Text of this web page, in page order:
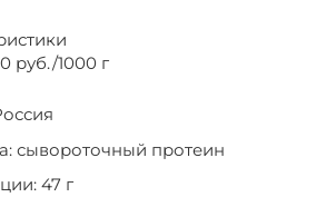
руб./1000 г
сывороточный протеин
47 г